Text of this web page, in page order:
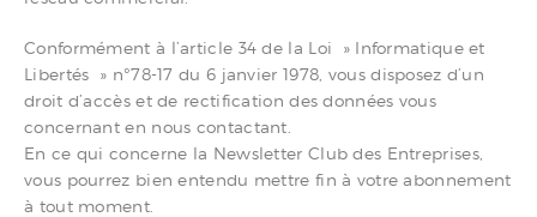
Conformément à l’article 34 de la Loi » Informatique et
Libertés » n°78-17 du 6 janvier 1978, vous disposez d’un
droit d’accès et de rectification des données vous
concernant en nous contactant.
En ce qui concerne la Newsletter Club des Entreprises,
vous pourrez bien entendu mettre fin à votre abonnement
à tout moment.